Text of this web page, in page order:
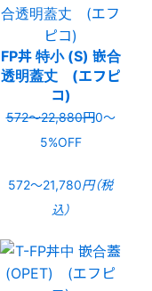
FP丼 特小 (S) 嵌合
透明蓋丈 (エフピ
コ)
572〜22,880円0〜
5%OFF
572〜21,780円（税
込）